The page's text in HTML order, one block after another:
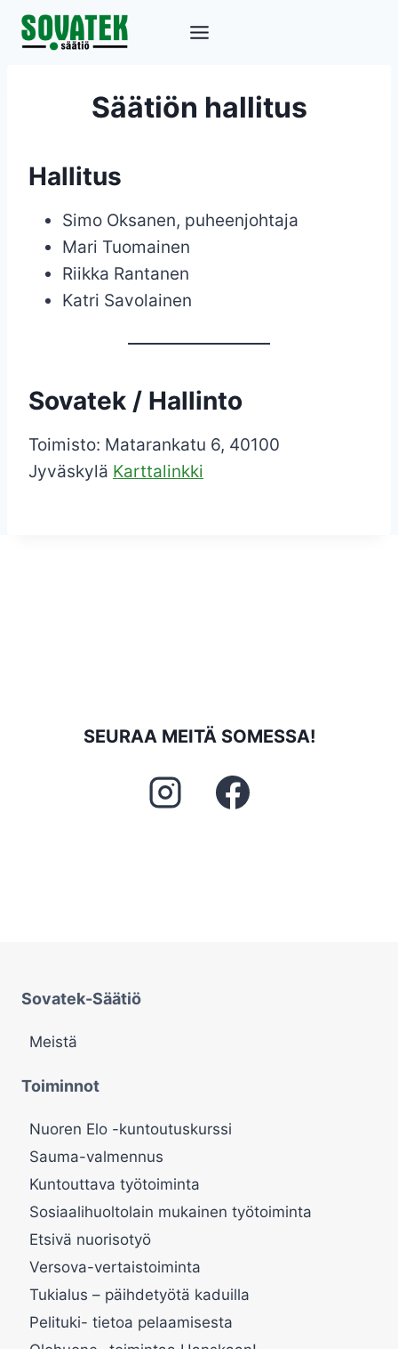
Siirry
sisältöön
Säätiön hallitus
Hallitus
Simo Oksanen, puheenjohtaja
Mari Tuomainen
Riikka Rantanen
Katri Savolainen
Sovatek / Hallinto
Toimisto: Matarankatu 6, 40100
Jyväskylä Karttalinkki
SEURAA MEITÄ SOMESSA!
Sovatek-Säätiö
Meistä
Toiminnot
Nuoren Elo -kuntoutuskurssi
Sauma-valmennus
Kuntouttava työtoiminta
Sosiaalihuoltolain mukainen työtoiminta
Etsivä nuorisotyö
Versova-vertaistoiminta
Tukialus – päihdetyötä kaduilla
Pelituki- tietoa pelaamisesta